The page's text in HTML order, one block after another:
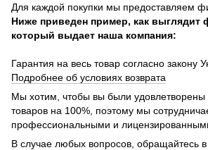
Для каждой покупки мы предоставляем
Ниже приведен пример, как выглядит
который выдает наша компания:
Гарантия на весь товар согласно закону
Подробнее об условиях возврата
Мы хотим, чтобы вы были удовлетворены
товаров на 100%, поэтому мы
профессиональными и
В случае любых вопросов, обращайтесь